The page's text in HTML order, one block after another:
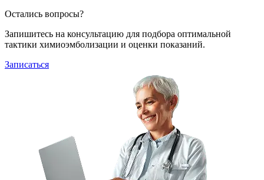
Остались вопросы?
Запишитесь на консультацию для подбора оптимальной
тактики химиоэмболизации и оценки показаний.
Записаться